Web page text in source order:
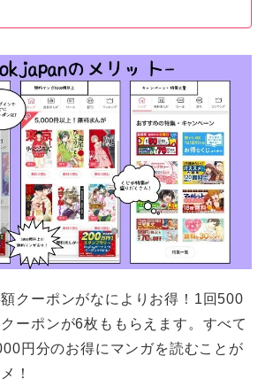
クーポンがなによりお得！1回500
ーポンが6枚ももらえます。すべて
円分のお得にマンガを読むことが
！